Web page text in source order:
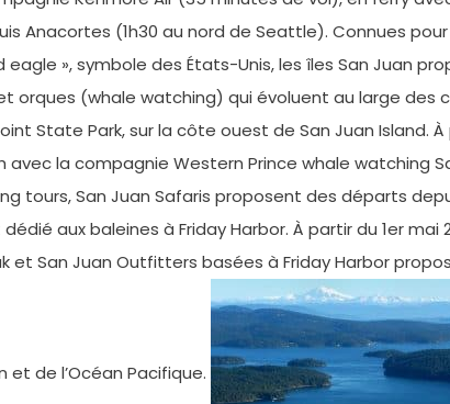
Anacortes (1h30 au nord de Seattle). Connues
», symbole des États-Unis, les îles San Juan
orques (whale watching) qui évoluent au large des
State Park, sur la côte ouest de San Juan Island.
la compagnie Western Prince whale watching
tours, San Juan Safaris proposent des départs
aux baleines à Friday Harbor. À partir du 1er
et San Juan Outfitters basées à Friday Harbor
de l’Océan Pacifique.